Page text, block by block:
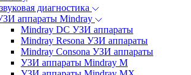
диагностика
аппараты Mindray
Mindray DC УЗИ аппараты
Mindray Resona УЗИ аппараты
Mindray Consona УЗИ аппараты
УЗИ аппараты Mindray M